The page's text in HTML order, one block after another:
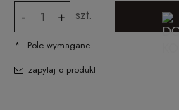
- + szt.
* - Pole wymagane
zapytaj o produkt